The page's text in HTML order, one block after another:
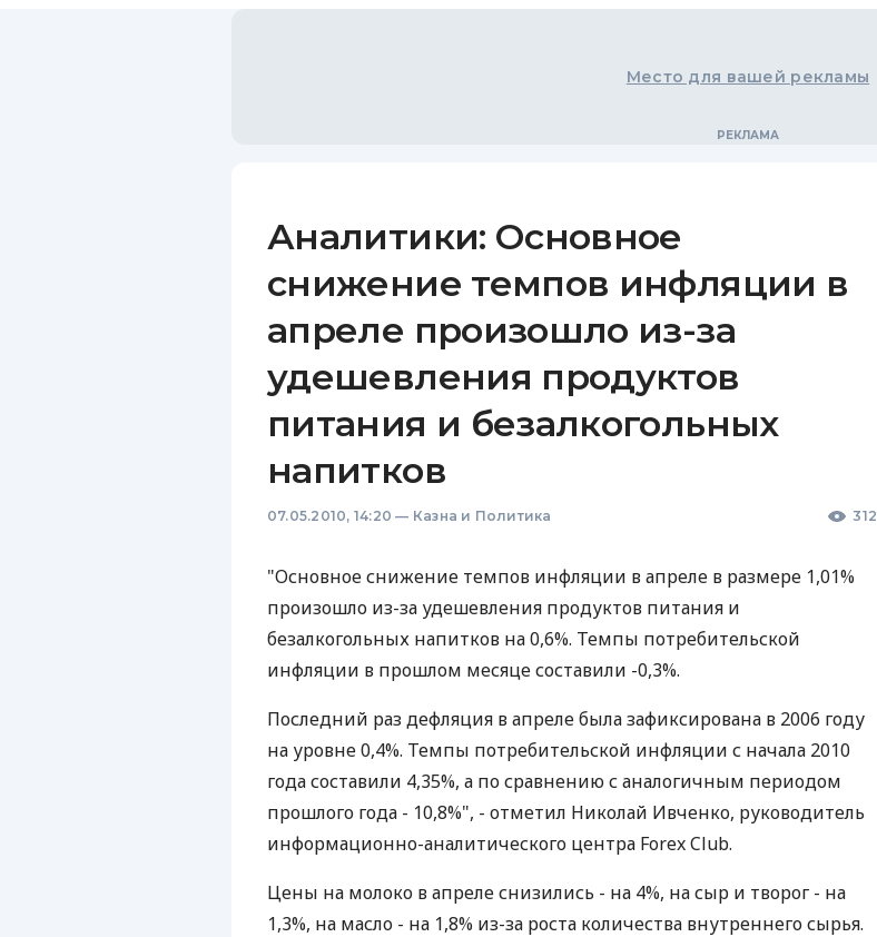
Место для вашей рекламы
Аналитики: Основное
снижение темпов инфляции в
апреле произошло из-за
удешевления продуктов
питания и безалкогольных
напитков
07.05.2010, 14:20 — Казна и Политика 312
"Основное снижение темпов инфляции в апреле в размере 1,01%
произошло из-за удешевления продуктов питания и
безалкогольных напитков на 0,6%. Темпы потребительской
инфляции в прошлом месяце составили -0,3%.
Последний раз дефляция в апреле была зафиксирована в 2006 году
на уровне 0,4%. Темпы потребительской инфляции с начала 2010
года составили 4,35%, а по сравнению с аналогичным периодом
прошлого года - 10,8%", - отметил Николай Ивченко, руководитель
информационно-аналитического центра Forex Club.
Цены на молоко в апреле снизились - на 4%, на сыр и творог - на
1,3%, на масло - на 1,8% из-за роста количества внутреннего сырья.